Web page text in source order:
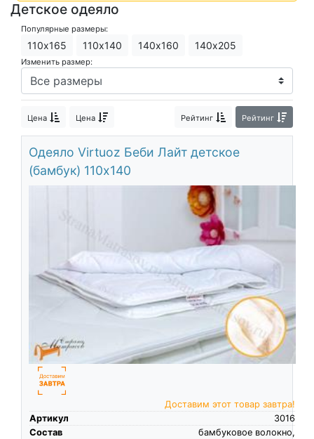
Open submenu (Основания)
Основания
Open submenu (Детские матрасы)
Детские матрасы
Open submenu (Детские кровати)
Open submenu (Шкафы)
Шкафы
Контакты
Доставка по городу
Детское одеяло
Популярные размеры:
110х165 110х140 140х160 140х205
Изменить размер:
Цена Цена Рейтинг Рейтинг
Одеяло Virtuoz Беби Лайт детское
(бамбук) 110х140
Доставим этот товар завтра!
Артикул
3016
Состав
бамбуковое волокно,